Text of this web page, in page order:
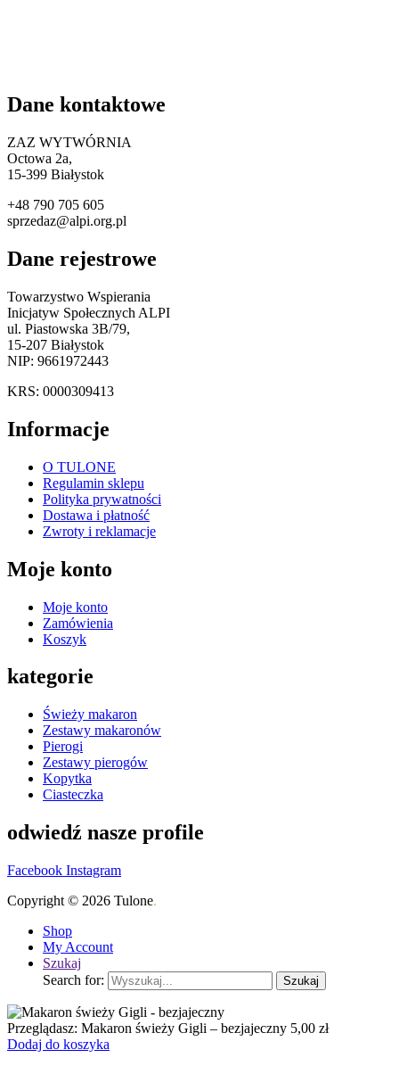
Dane kontaktowe
ZAZ WYTWÓRNIA
Octowa 2a,
15-399 Białystok
+48 790 705 605
sprzedaz@alpi.org.pl
Dane rejestrowe
Towarzystwo Wspierania
Inicjatyw Społecznych ALPI
ul. Piastowska 3B/79,
15-207 Białystok
NIP: 9661972443
KRS: 0000309413
Informacje
O TULONE
Regulamin sklepu
Polityka prywatności
Dostawa i płatność
Zwroty i reklamacje
Moje konto
Moje konto
Zamówienia
Koszyk
kategorie
Świeży makaron
Zestawy makaronów
Pierogi
Zestawy pierogów
Kopytka
Ciasteczka
odwiedź nasze profile
Facebook Instagram
Copyright © 2026 Tulone.
Shop
My Account
Szukaj
Search for:
Szukaj
Przeglądasz: Makaron świeży Gigli – bezjajeczny 5,00 zł
Dodaj do koszyka